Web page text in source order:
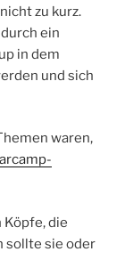
zu kurz.
ein
in dem
und sich
waren,
die
sollte sie oder